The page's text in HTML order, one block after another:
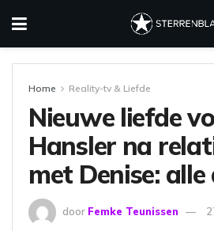
Home Reality-tv & Liefde
Nieuwe liefde
Hansler na
met Denise:
door Femke Teunissen